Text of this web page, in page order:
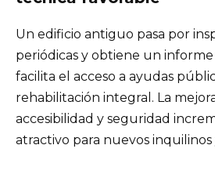
Un edificio antiguo pasa por
periódicas y obtiene un informe
facilita el acceso a ayudas
rehabilitación integral. La
accesibilidad y seguridad
atractivo para nuevos inquilinos